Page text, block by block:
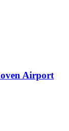
Airport